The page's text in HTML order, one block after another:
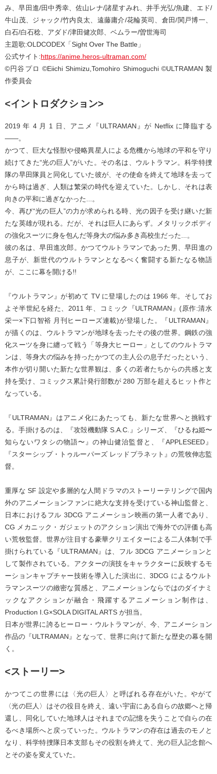
み、早田進/田中秀幸、佐山レナ/諸星すみれ、井手光弘/魚建、エド/
牛山茂、ジャック/竹内良太、遠藤庸介/花輪英司、倉田/関戸博一、
白石/白石稔、アダド/津田健次郎、ベムラー/曽世海司
主題歌:OLDCODEX「Sight Over The Battle」
公式サイト:https://anime.heros-ultraman.com/
©円谷プロ ©Eiichi Shimizu,Tomohiro Shimoguchi ©ULTRAMAN 製
作委員会
<イントロダクション>
2019 年 4 月 1 日、アニメ『ULTRAMAN』が Netflix に降臨する
――。
かつて、巨大な怪獣や侵略異星人による危機から地球の平和を守り
続けてきた“光の巨人”がいた。その名は、ウルトラマン。科学特捜
隊の早田隊員と同化していた彼が、その使命を終えて地球を去って
から時は過ぎ、人類は繁栄の時代を迎えていた。しかし、それは表
向きの平和に過ぎなかった...。
今、再び“光の巨人”の力が求められる時、光の因子を受け継いだ新
たな英雄が現れる。だが、それは巨人にあらず。メタリックボディ
の強化スーツに身を包んだ等身大の悩み多き高校生だった...。
彼の名は、早田進次郎。かつてウルトラマンであった男、早田進の
息子が、新世代のウルトラマンとなるべく奮闘する新たなる物語
が、ここに幕を開ける!!
『ウルトラマン』が初めて TV に登場したのは 1966 年。そしてお
よそ半世紀を経た、2011 年、コミック『ULTRAMAN』(原作:清水
栄一×下口智裕 月刊ヒーローズ連載)が登場した。『ULTRAMAN』
が描くのは、ウルトラマンが地球を去ったその後の世界。鋼鉄の強
化スーツを身に纏って戦う「等身大ヒーロー」としてのウルトラマ
ンは、等身大の悩みを持ったかつての主人公の息子だったという、
本作が切り開いた新たな世界観は、多くの若者たちからの共感と支
持を受け、コミックス累計発行部数が 280 万部を超えるヒット作と
なっている。
『ULTRAMAN』はアニメ化にあたっても、新たな世界へと挑戦す
る。手掛けるのは、『攻殻機動隊 S.A.C.』シリーズ、『ひるね姫〜
知らないワタシの物語〜』の神山健治監督と、『APPLESEED』
『スターシップ・トゥルーパーズ レッドプラネット』の荒牧伸志監
督。
重厚な SF 設定や多層的な人間ドラマのストーリーテリングで国内
外のアニメーションファンに絶大な支持を受けている神山監督と、
日本におけるフル 3DCG アニメーション映画の第一人者であり、
CG メカニック・ガジェットのアクション演出で海外での評価も高
い荒牧監督。世界が注目する豪華クリエイターによる二人体制で手
掛けられている『ULTRAMAN』は、フル 3DCG アニメーションと
して製作されている。アクターの演技をキャラクターに反映するモ
ーションキャプチャー技術を導入した演出に、3DCG によるウルト
ラマンスーツの緻密な質感と、アニメーションならではのダイナミ
ックなアクションが融合・飛躍するアニメーション制作は、
Production I.G×SOLA DIGITAL ARTS が担当。
日本が世界に誇るヒーロー・ウルトラマンが、今、アニメーション
作品の『ULTRAMAN』となって、世界に向けて新たな歴史の幕を開
く。
<ストーリー>
かつてこの世界には〈光の巨人〉と呼ばれる存在がいた。やがて
〈光の巨人〉はその役目を終え、遠い宇宙にある自らの故郷へと帰
還し、同化していた地球人はそれまでの記憶を失うことで自らの在
るべき場所へと戻っていった。ウルトラマンの存在は過去のモノと
なり、科学特捜隊日本支部もその役割を終えて、光の巨人記念館へ
とその姿を変えていた。